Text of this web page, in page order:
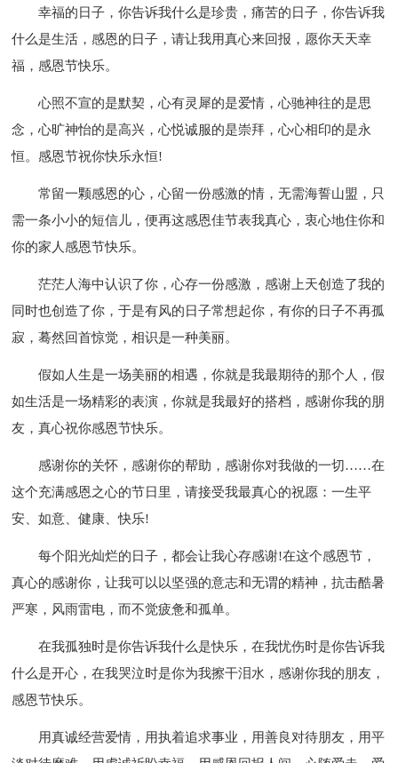
幸福的日子，你告诉我什么是珍贵，痛苦的日子，你告诉我
什么是生活，感恩的日子，请让我用真心来回报，愿你天天幸
福，感恩节快乐。
心照不宣的是默契，心有灵犀的是爱情，心驰神往的是思
念，心旷神怡的是高兴，心悦诚服的是崇拜，心心相印的是永
恒。感恩节祝你快乐永恒!
常留一颗感恩的心，心留一份感激的情，无需海誓山盟，只
需一条小小的短信儿，便再这感恩佳节表我真心，衷心地住你和
你的家人感恩节快乐。
茫茫人海中认识了你，心存一份感激，感谢上天创造了我的
同时也创造了你，于是有风的日子常想起你，有你的日子不再孤
寂，蓦然回首惊觉，相识是一种美丽。
假如人生是一场美丽的相遇，你就是我最期待的那个人，假
如生活是一场精彩的表演，你就是我最好的搭档，感谢你我的朋
友，真心祝你感恩节快乐。
感谢你的关怀，感谢你的帮助，感谢你对我做的一切……在
这个充满感恩之心的节日里，请接受我最真心的祝愿：一生平
安、如意、健康、快乐!
每个阳光灿烂的日子，都会让我心存感谢!在这个感恩节，
真心的感谢你，让我可以以坚强的意志和无谓的精神，抗击酷暑
严寒，风雨雷电，而不觉疲惫和孤单。
在我孤独时是你告诉我什么是快乐，在我忧伤时是你告诉我
什么是开心，在我哭泣时是你为我擦干泪水，感谢你我的朋友，
感恩节快乐。
用真诚经营爱情，用执着追求事业，用善良对待朋友，用平